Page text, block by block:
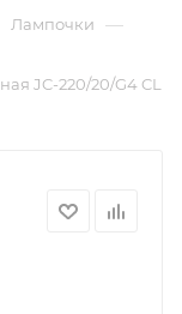
Лампочки —
JC-220/20/G4 CL